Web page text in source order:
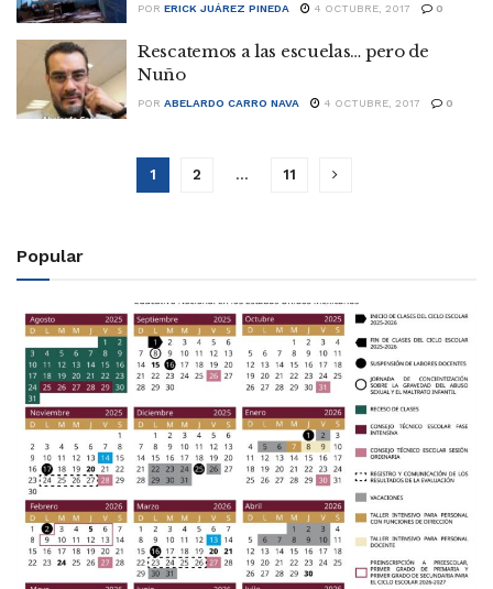
POR ERICK JUÁREZ PINEDA 4 OCTUBRE, 2017 0
Rescatemos a las escuelas… pero de
Nuño
POR ABELARDO CARRO NAVA 4 OCTUBRE, 2017 0
1 2 … 11
Popular